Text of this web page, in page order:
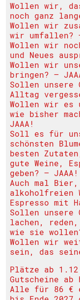
Wollen wir,
noch ganz
Wollen wir
wir umfallen?
Wollen wir
und Neues
Wollen wir
bringen? –
Sollen unsere
Alltag
Wollen wir es
wie bisher
JAAA!
Soll es für
schönsten
besten
gute Weine,
geben? – JAAA!
Auch mal
alkoholfreien
Espresso mit
Sollen
lachen,
wie sie
Wollen wir
sein, das
Plätze ab
Gutscheine ab
Alle für 86 €